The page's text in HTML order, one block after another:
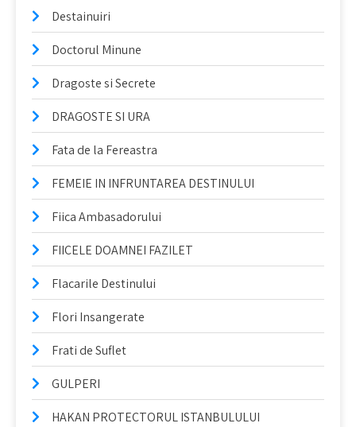
Destainuiri
Doctorul Minune
Dragoste si Secrete
DRAGOSTE SI URA
Fata de la Fereastra
FEMEIE IN INFRUNTAREA DESTINULUI
Fiica Ambasadorului
FIICELE DOAMNEI FAZILET
Flacarile Destinului
Flori Insangerate
Frati de Suflet
GULPERI
HAKAN PROTECTORUL ISTANBULULUI